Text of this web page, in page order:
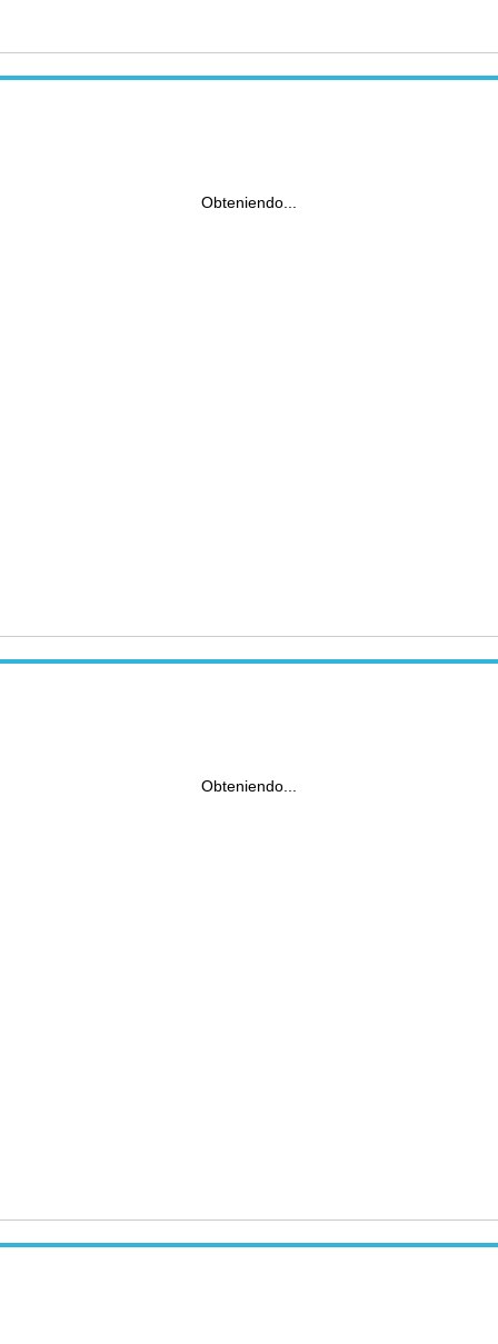
Obteniendo...
Obteniendo...